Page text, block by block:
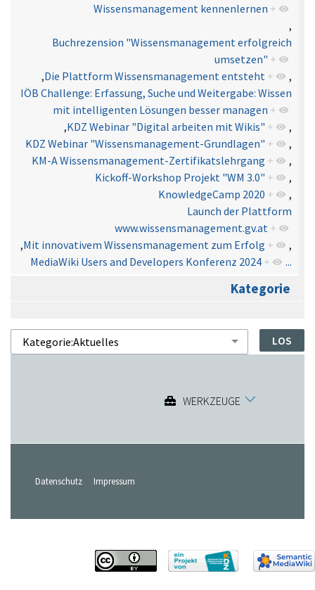
Wissensmanagement kennenlernen +
,
Buchrezension "Wissensmanagement erfolgreich
umsetzen" +
,Die Plattform Wissensmanagement entsteht +
,
IÖB Challenge: Erfassung, Suche und Weitergabe: Wissen
mit intelligenten Lösungen besser managen +
,KDZ Webinar "Digital arbeiten mit Wikis" +
,
KDZ Webinar "Wissensmanagement-Grundlagen" +
,
KM-A Wissensmanagement-Zertifikatslehrgang +
,
Kickoff-Workshop Projekt "WM 3.0" +
,
KnowledgeCamp 2020 +
,
Launch der Plattform
www.wissensmanagement.gv.at +
,Mit innovativem Wissensmanagement zum Erfolg +
,
MediaWiki Users and Developers Konferenz 2024 + ...
Kategorie
WERKZEUGE
Datenschutz Impressum